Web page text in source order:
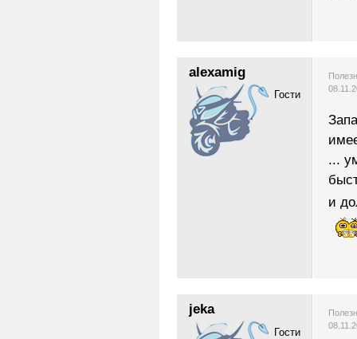
alexamig
Гости
...
и
jeka
Гости